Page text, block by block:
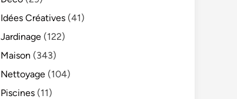
Idées Créatives (41)
Jardinage (122)
Maison (343)
Nettoyage (104)
Piscines (11)